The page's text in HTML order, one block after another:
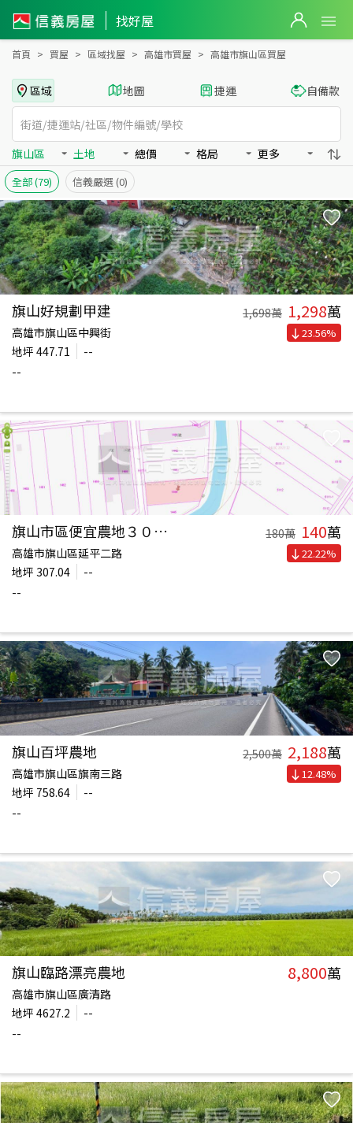
找好屋
高雄市旗山區買房：土地房屋物件出售、房價分析
首頁 買屋 區域找屋 高雄市買屋 高雄市旗山區買屋
區域 地圖 捷運 自備款
旗山區 土地 總價 格局 更多
全部(79) 信義嚴選 (0)
旗山好規劃甲建 1,698萬 1,298萬
高雄市旗山區中興街
地坪 447.71
--
--
23.56%
旗山市區便宜農地３０７坪 180萬 140萬
高雄市旗山區延平二路
地坪 307.04
--
--
22.22%
旗山百坪農地 2,500萬 2,188萬
高雄市旗山區旗南三路
地坪 758.64
--
--
12.48%
旗山臨路漂亮農地 8,800萬
高雄市旗山區廣清路
地坪 4627.2
--
--